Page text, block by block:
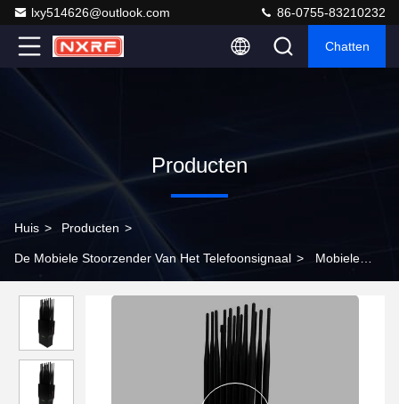
lxy514626@outlook.com 86-0755-83210232
Chatten
Producten
Huis > Producten >
De Mobiele Stoorzender Van Het Telefoonsignaal > Mobiele
Wifi Jammer GPS Lojack Jammer 3,0 uur Batterij 16000mAh